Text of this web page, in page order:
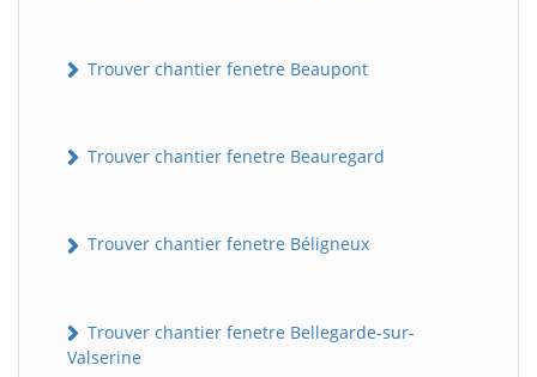
Trouver chantier fenetre Beaupont
Trouver chantier fenetre Beauregard
Trouver chantier fenetre Béligneux
Trouver chantier fenetre Bellegarde-sur-
Valserine